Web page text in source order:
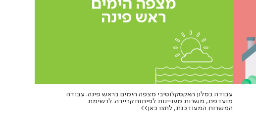
עבודה במלון האקסקלוסיבי מצפה הימים בראש פינה. עבודה
מועדפת, משרות מעניינות לפיתוח קריירה. לרשימת
המשרות המעודכנת, לחצו כאן>>